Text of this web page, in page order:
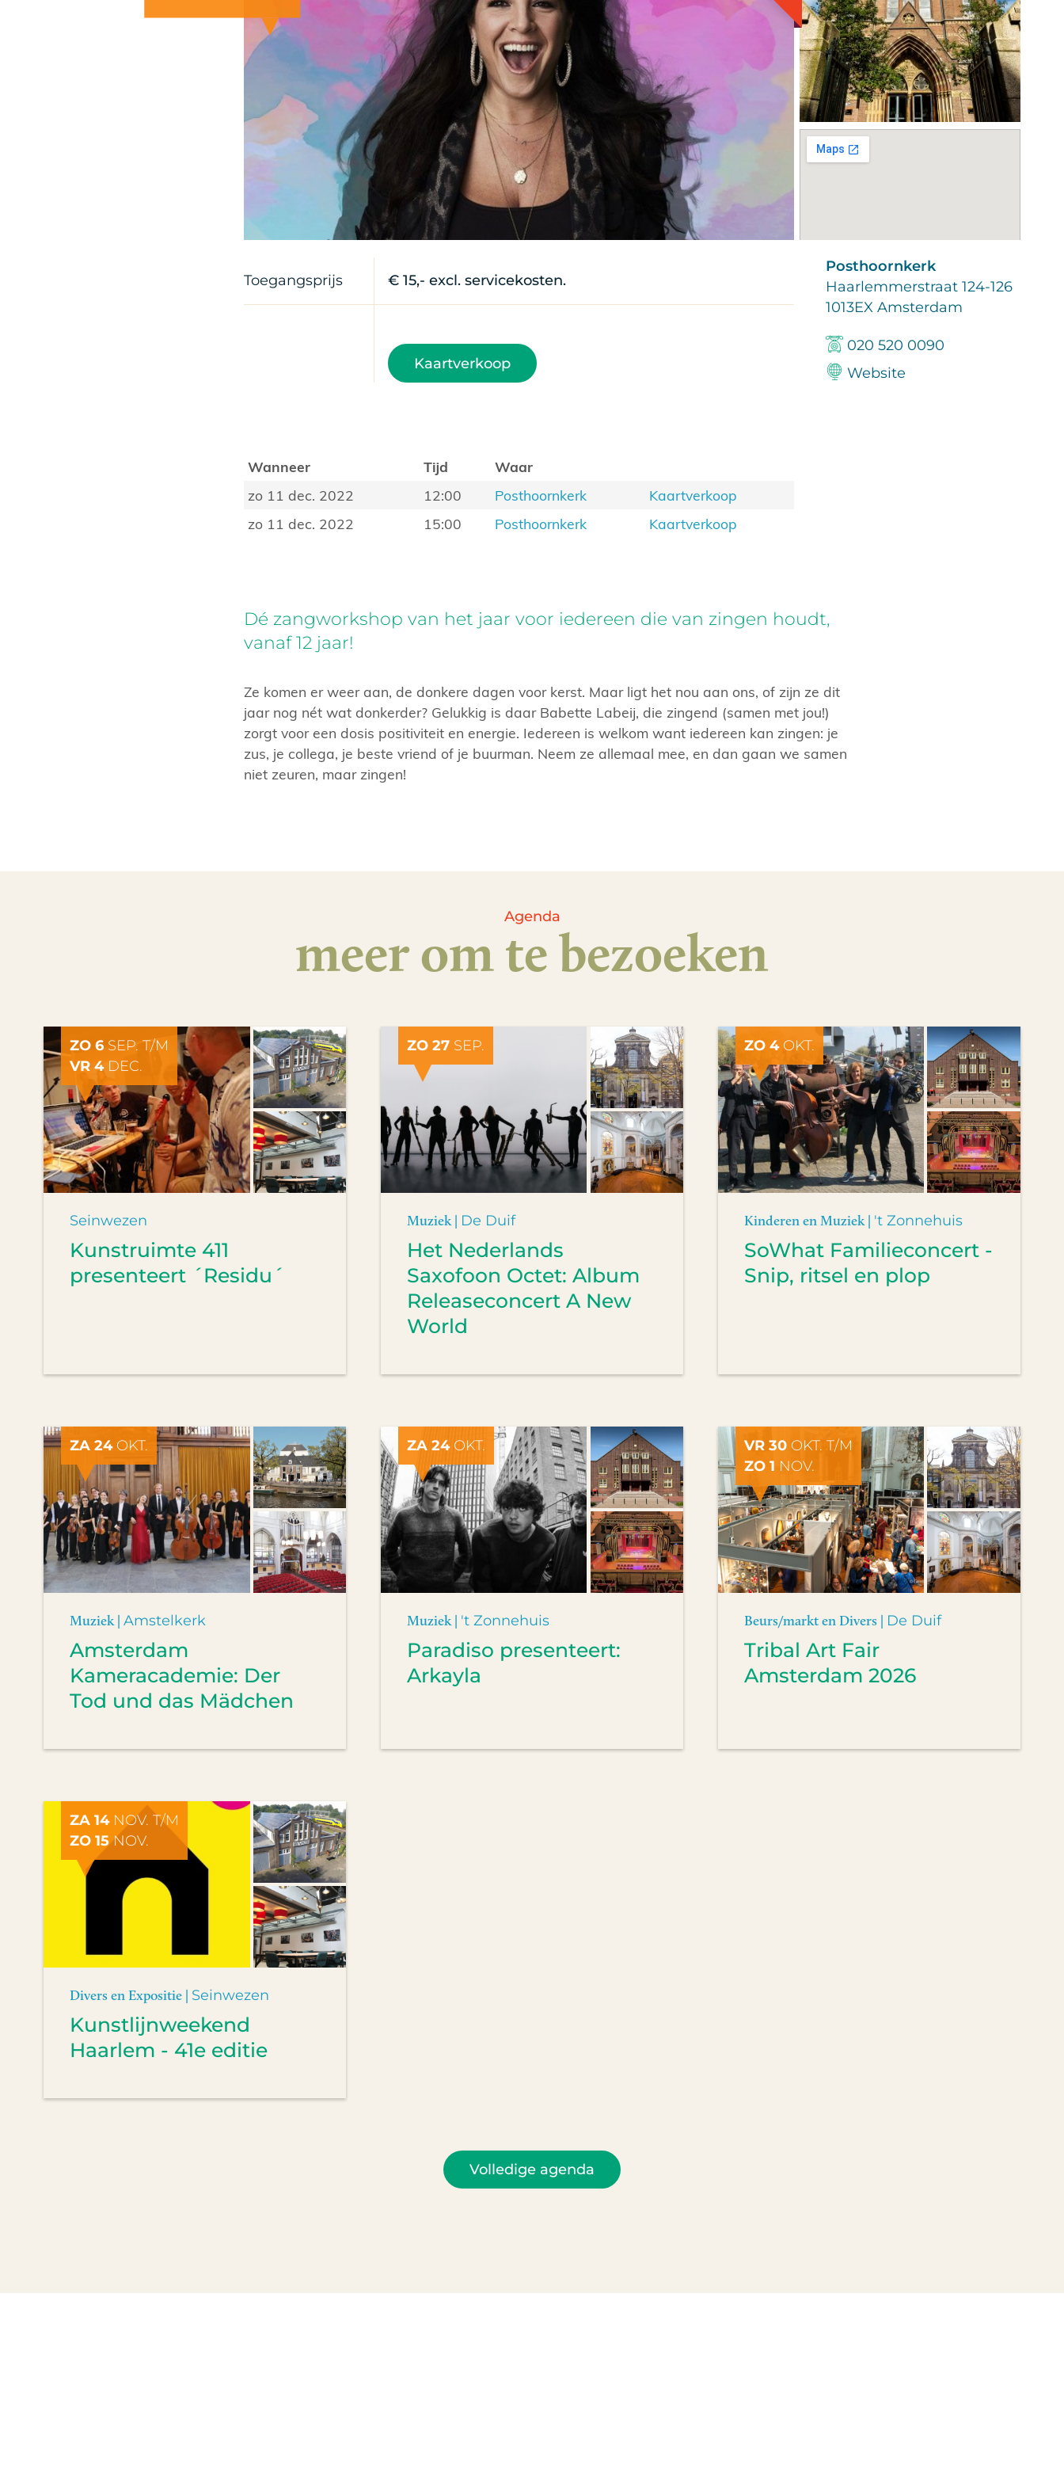
Toegangsprijs € 15,- excl. servicekosten.
Kaartverkoop
Wanneer Tijd
Waar
zo 11 dec. 2022
12:00 Posthoornkerk
Kaartverkoop
zo 11 dec. 2022
15:00 Posthoornkerk Kaartverkoop
Posthoornkerk
Haarlemmerstraat 124-126
1013EX Amsterdam
020 520 0090
Website
Dé zangworkshop van het jaar voor iedereen die van zingen houdt,
vanaf 12 jaar!
Ze komen er weer aan, de donkere dagen voor kerst. Maar ligt het nou aan ons, of zijn ze dit
jaar nog nét wat donkerder? Gelukkig is daar Babette Labeij, die zingend (samen met jou!)
zorgt voor een dosis positiviteit en energie. Iedereen is welkom want iedereen kan zingen: je
zus, je collega, je beste vriend of je buurman. Neem ze allemaal mee, en dan gaan we samen
niet zeuren, maar zingen!
Agenda
meer om te bezoeken
ZO 6 SEP. T/M
VR 4DEC.
Seinwezen
Kunstruimte 411
presenteert ´Residu´
ZO 27SEP.
Muziek | De Duif
Het Nederlands
Saxofoon Octet: Album
Releaseconcert A New
World
ZO 4OKT.
Kinderen en Muziek | 't Zonnehuis
SoWhat Familieconcert -
Snip, ritsel en plop
ZA 24OKT.
Muziek | Amstelkerk
Amsterdam
Kameracademie: Der
Tod und das Mädchen
ZA 24OKT.
Muziek | 't Zonnehuis
Paradiso presenteert:
Arkayla
VR 30OKT. T/M
ZO 1 NOV.
Beurs/markt en Divers | De Duif
Tribal Art Fair
Amsterdam 2026
ZA 14NOV. T/M
ZO 15NOV.
Divers en Expositie | Seinwezen
Kunstlijnweekend
Haarlem - 41e editie
Volledige agenda